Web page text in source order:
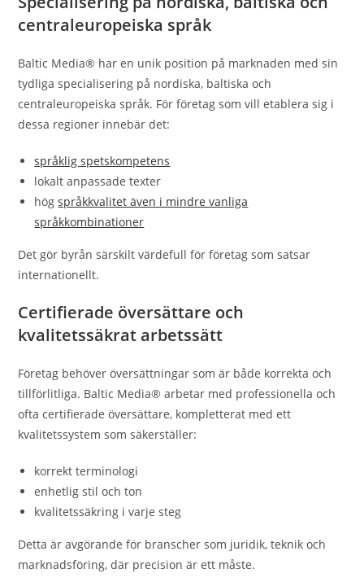
centraleuropeiska språk
Baltic Media® har en unik position på marknaden med sin
tydliga specialisering på nordiska, baltiska och
centraleuropeiska språk. För företag som vill etablera sig i
dessa regioner innebär det:
språklig spetskompetens
lokalt anpassade texter
högspråkkvalitet även i mindre vanliga
språkkombinationer
Det gör byrån särskilt värdefull för företag som satsar
internationellt.
Certifierade översättare och
kvalitetssäkrat arbetssätt
Företag behöver översättningar som är både korrekta och
tillförlitliga. Baltic Media® arbetar med professionella och
ofta certifierade översättare, kompletterat med ett
kvalitetssystem som säkerställer:
korrekt terminologi
enhetlig stil och ton
kvalitetssäkring i varje steg
Detta är avgörande för branscher som juridik, teknik och
marknadsföring, där precision är ett måste.